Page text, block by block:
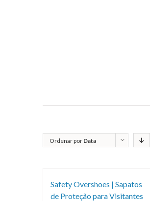
Ordenar por Data
Safety Overshoes | Sapatos
de Proteção para Visitantes